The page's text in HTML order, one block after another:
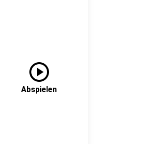
play_circle
Abspielen